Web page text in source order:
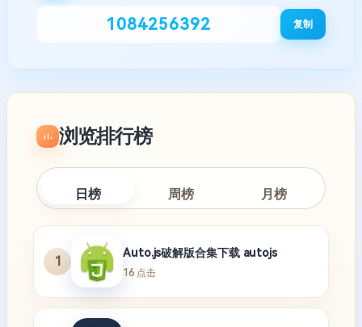
1084256392 复制
浏览排行榜
日榜 周榜 月榜
1
Auto.js破解版合集下载 autojs
16 点击